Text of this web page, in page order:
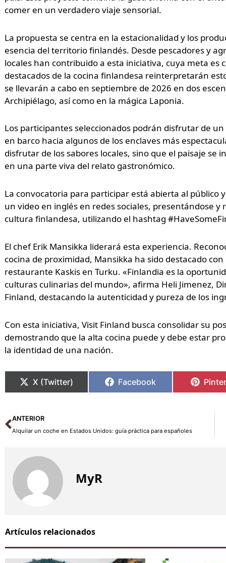
comer en un verdadero viaje sensorial.
La propuesta se centra en la estacionalidad y los
esencia del territorio finlandés. Desde pescadores y
locales han contribuido a esta iniciativa, cuya meta
destacados de la cocina finlandesa reinterpretarán
se llevarán a cabo en septiembre de 2026 en dos
Archipiélago, así como en la mágica Laponia.
Los participantes seleccionados podrán disfrutar de
en barco hacia algunos de los enclaves más
disfrutar de los sabores locales, sino que el paisaje
en una parte viva del relato gastronómico.
La convocatoria para participar está abierta al
un video en inglés en redes sociales, presentándose
cultura finlandesa, utilizando el hashtag
El chef Erik Mansikka liderará esta experiencia.
cocina de proximidad, Mansikka ha sido destacado
restaurante Kaskis en Turku. «Finlandia es la
culturas culinarias del mundo», afirma Heli Jimenez,
Finland, destacando la autenticidad y pureza de los
Con esta iniciativa, Visit Finland busca consolidar su
demostrando que la alta cocina puede y debe estar
la identidad de una nación.
X (Twitter) Facebook
Ant
ANTERIOR
Alquilar un coche en Estados Unidos: guía práctica para españoles
MyR
Artículos relacionados